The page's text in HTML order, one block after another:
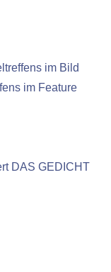
im Bild
im Feature
DAS GEDICHT